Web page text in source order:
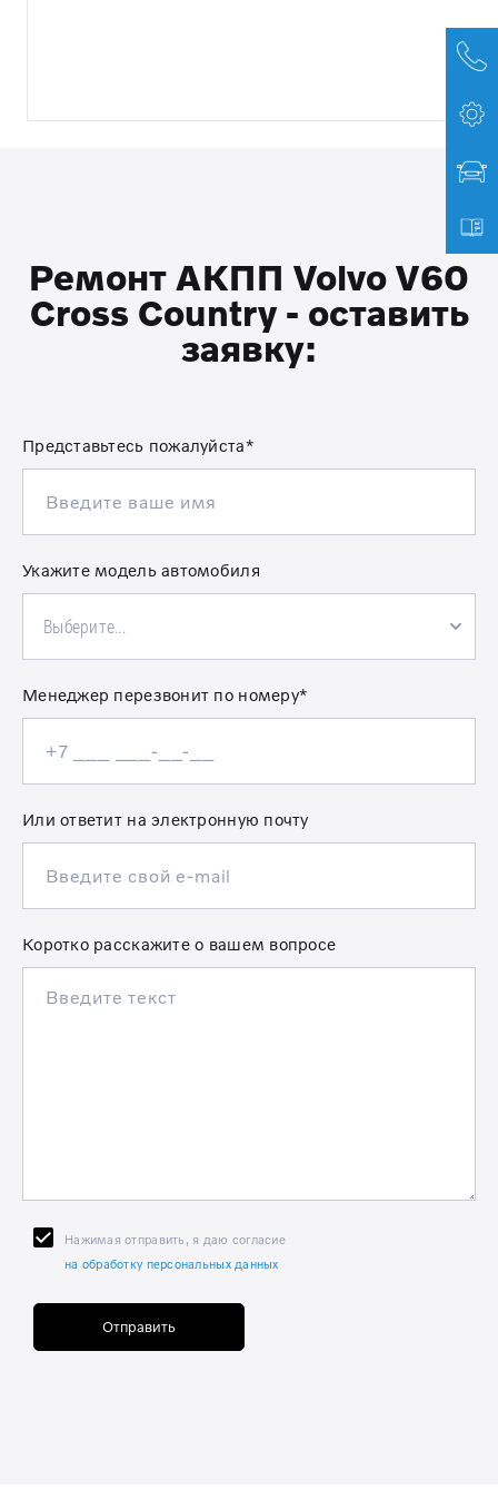
Ремонт АКПП Volvo V60
Cross Country - оставить
заявку:
Представьтесь пожалуйста*
Укажите модель автомобиля
Выберите...
Менеджер перезвонит по номеру*
Или ответит на электронную почту
Коротко расскажите о вашем вопросе
Нажимая отправить, я даю согласие
на обработку персональных данных
Отправить